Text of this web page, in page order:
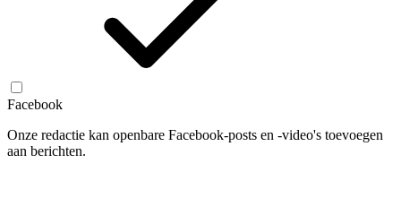
Facebook
Onze redactie kan openbare Facebook-posts en -video's toevoegen
aan berichten.